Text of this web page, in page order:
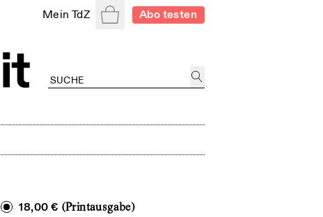
Mein TdZ WarenkorbAbo testen
18,00 € (Printausgabe)